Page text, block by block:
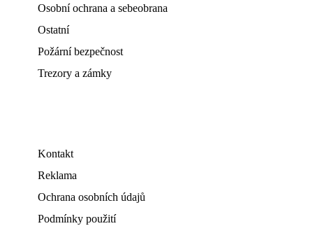
Osobní ochrana a sebeobrana
Ostatní
Požární bezpečnost
Trezory a zámky
Kontakt
Reklama
Ochrana osobních údajů
Podmínky použití